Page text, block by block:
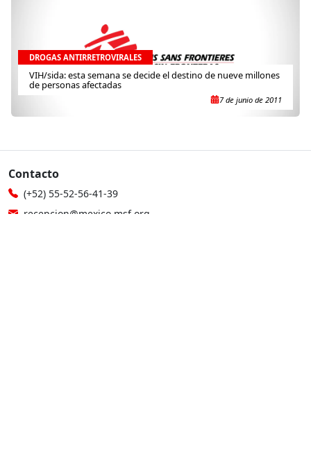
DROGAS ANTIRRETROVIRALES
VIH/sida: esta semana se decide el destino de nueve millones
de personas afectadas
7 de junio de 2011
Contacto
(+52) 55-52-56-41-39
recepcion@mexico.msf.org